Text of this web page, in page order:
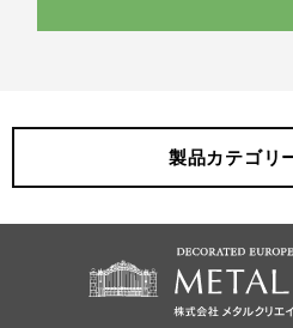
製品カテゴリ